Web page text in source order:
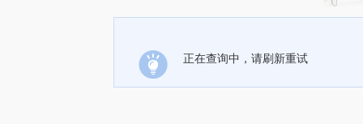
正在查询中，请刷新重试